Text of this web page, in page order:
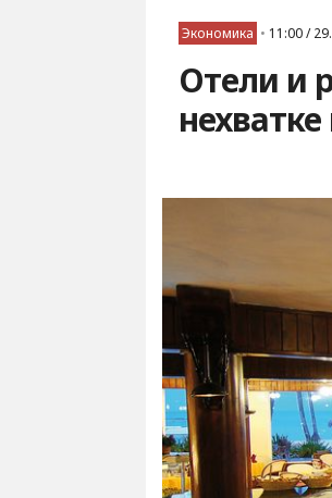
Экономика • 11:00 /
Отели и